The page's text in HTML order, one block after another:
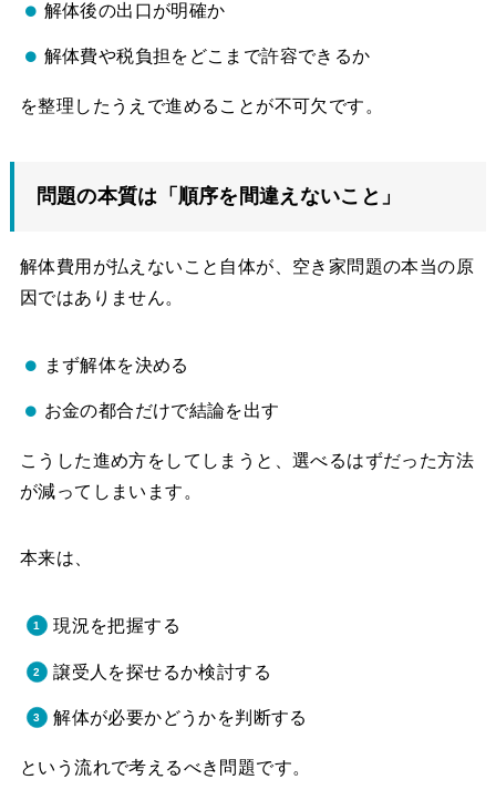
解体後の出口が明確か
解体費や税負担をどこまで許容できるか
を整理したうえで進めることが不可欠です。
問題の本質は「順序を間違えないこと」
解体費用が払えないこと自体が、空き家問題の本当の原
因ではありません。
まず解体を決める
お金の都合だけで結論を出す
こうした進め方をしてしまうと、選べるはずだった方法
が減ってしまいます。
本来は、
現況を把握する
譲受人を探せるか検討する
解体が必要かどうかを判断する
という流れで考えるべき問題です。